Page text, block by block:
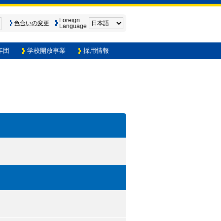
色合いの変更
Foreign
Language
団 学校開放事業 採用情報